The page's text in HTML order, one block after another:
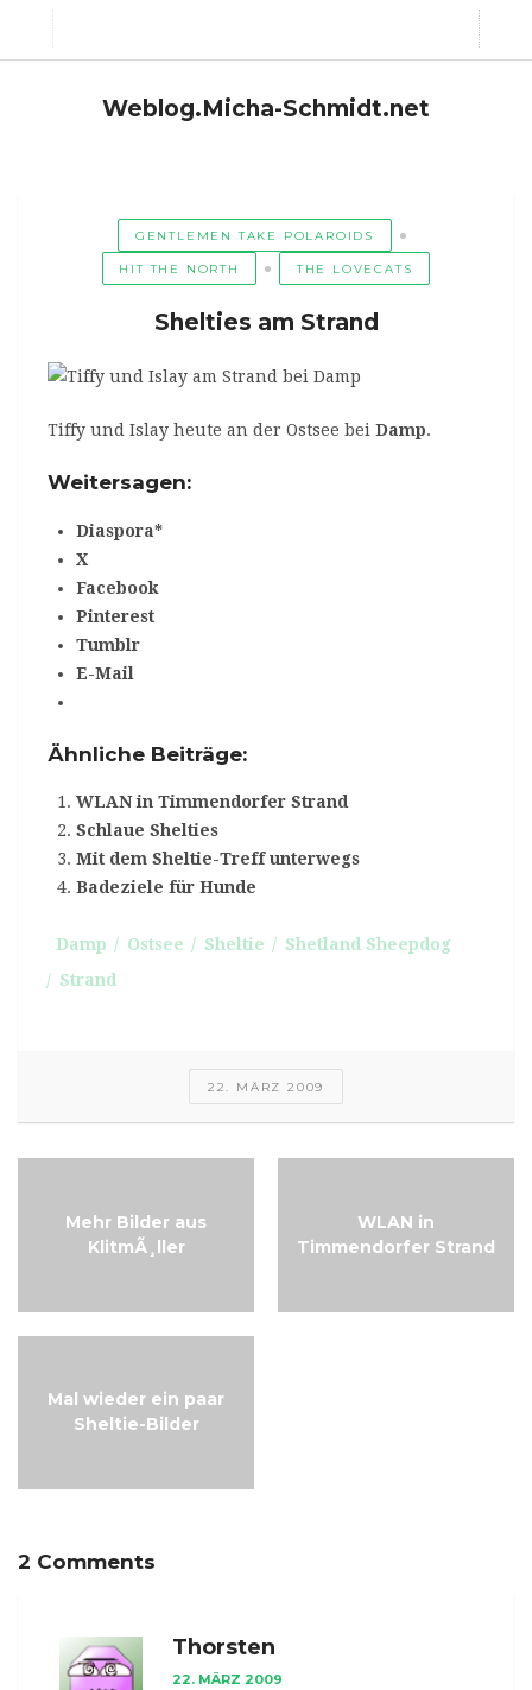
Weblog.Micha-Schmidt.net
GENTLEMEN TAKE POLAROIDS
HIT THE NORTH THE LOVECATS
Shelties am Strand
Tiffy und Islay heute an der Ostsee bei Damp.
Weitersagen:
Diaspora*
X
Facebook
Pinterest
Tumblr
E-Mail
Ähnliche Beiträge:
WLAN in Timmendorfer Strand
Schlaue Shelties
Mit dem Sheltie-Treff unterwegs
Badeziele für Hunde
Damp Ostsee Sheltie
Shetland Sheepdog
Strand
22. MÄRZ 2009
Mehr Bilder aus
KlitmÃ¸ller
WLAN in
Timmendorfer Strand
Mal wieder ein paar
Sheltie-Bilder
2 Comments
Thorsten
22. MÄRZ 2009